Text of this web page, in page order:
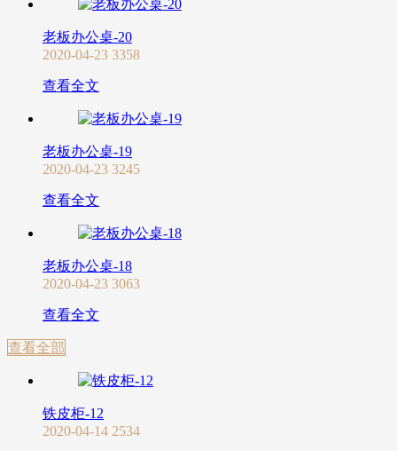
老板办公桌-20
2020-04-23 3358
查看全文
老板办公桌-19
2020-04-23 3245
查看全文
老板办公桌-18
2020-04-23 3063
查看全文
查看全部
铁皮柜-12
2020-04-14 2534